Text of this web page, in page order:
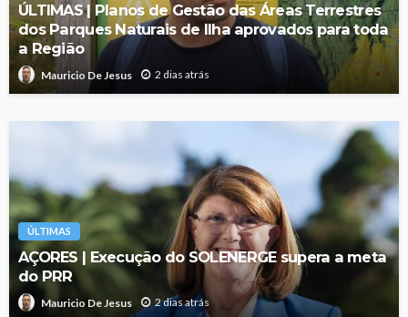
ÚLTIMAS | Planos de Gestão das Áreas Terrestres
dos Parques Naturais de Ilha aprovados para toda
a Região
Mauricio De Jesus 2 dias atrás
ÚLTIMAS
AÇORES | Execução do SOLENERGE supera a meta
do PRR
Mauricio De Jesus 2 dias atrás